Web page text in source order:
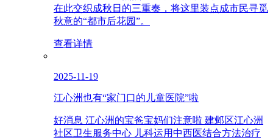
在此交织成秋日的三重奏，将这里装点成市民寻觅
秋意的“都市后花园”。
查看详情
2025-11-19
江心洲也有“家门口的儿童医院”啦
好消息 江心洲的宝爸宝妈们注意啦 建邺区江心洲
社区卫生服务中心 儿科运用中西医结合方法治疗